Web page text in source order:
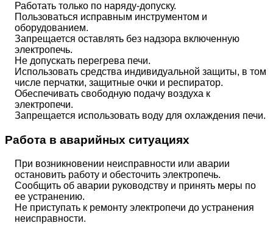
Работать только по наряду-допуску.
Пользоваться исправным инструментом и
оборудованием.
Запрещается оставлять без надзора включенную
электропечь.
Не допускать перегрева печи.
Использовать средства индивидуальной защиты, в том
числе перчатки, защитные очки и респиратор.
Обеспечивать свободную подачу воздуха к
электропечи.
Запрещается использовать воду для охлаждения печи.
Работа в аварийных ситуациях
При возникновении неисправности или аварии
остановить работу и обесточить электропечь.
Сообщить об аварии руководству и принять меры по
ее устранению.
Не приступать к ремонту электропечи до устранения
неисправности.